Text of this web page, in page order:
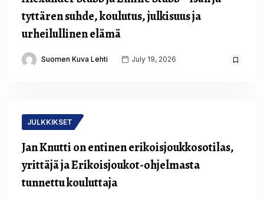
tyttären suhde, koulutus, julkisuus ja
urheilullinen elämä
Suomen Kuva Lehti July 19, 2026
JULKKIKSET
Jan Knutti on entinen erikoisjoukkosotilas,
yrittäjä ja Erikoisjoukot-ohjelmasta
tunnettu kouluttaja